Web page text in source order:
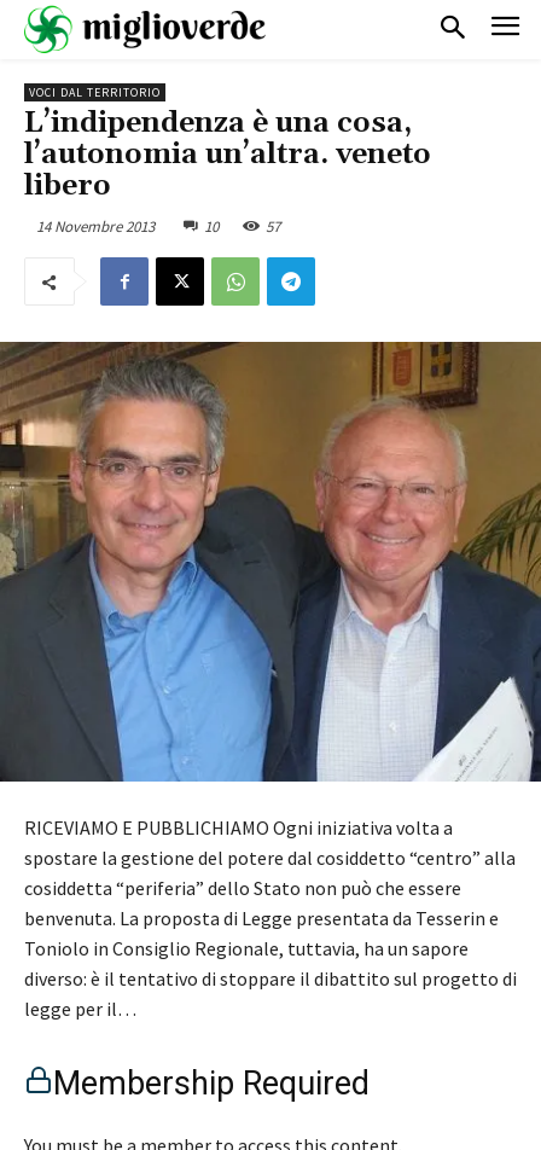
VOCI DAL TERRITORIO
L’indipendenza è una cosa,
l’autonomia un’altra. veneto
libero
14 Novembre 2013 10 57
RICEVIAMO E PUBBLICHIAMO Ogni iniziativa volta a
spostare la gestione del potere dal cosiddetto “centro” alla
cosiddetta “periferia” dello Stato non può che essere
benvenuta. La proposta di Legge presentata da Tesserin e
Toniolo in Consiglio Regionale, tuttavia, ha un sapore
diverso: è il tentativo di stoppare il dibattito sul progetto di
legge per il…
Membership Required